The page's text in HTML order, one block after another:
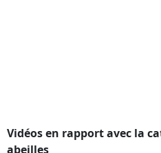
Vidéos en rapport avec la
abeilles